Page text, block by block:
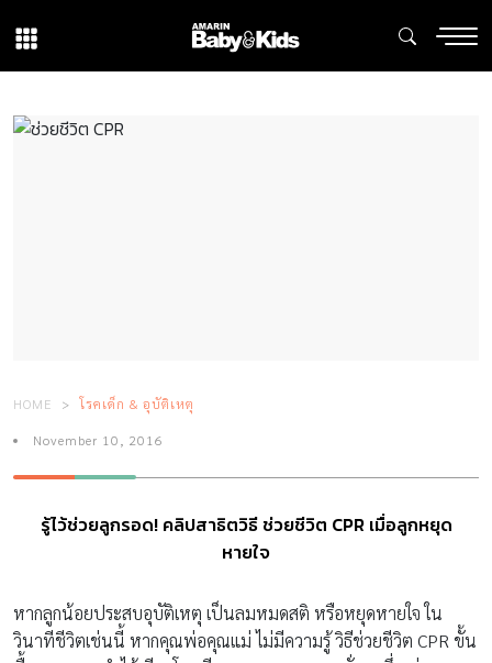
HOME โรคเด็ก & อุบัติเหตุ
November 10, 2016
รู้ไว้ช่วยลูกรอด! คลิปสาธิตวิธี ช่วยชีวิต CPR เมื่อลูกหยุด
หายใจ
หากลูกน้อยประสบอุบัติเหตุ เป็นลมหมดสติ หรือหยุดหายใจ ใน
วินาทีชีวิตเช่นนี้ หากคุณพ่อคุณแม่ ไม่มีความรู้ วิธีช่วยชีวิต CPR ขั้น